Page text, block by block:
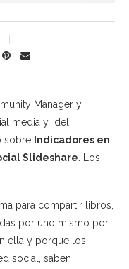
Manager y
media y del
sobre Indicadores en
Slideshare . Los
para compartir libros,
por uno mismo por
ella y porque los
social, saben